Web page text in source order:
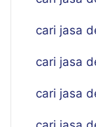
cari jasa
cari jasa
cari jasa